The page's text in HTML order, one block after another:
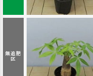
無追肥
区